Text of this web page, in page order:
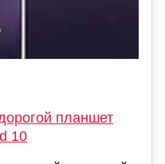
планшет
10